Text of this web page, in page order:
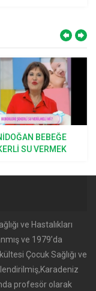
BEBEKLERDE HANGI
KUSMALAR NORMAL
ve Hastalıkları
ve 1979’da
Çocuk Sağlığı ve
profesör olarak